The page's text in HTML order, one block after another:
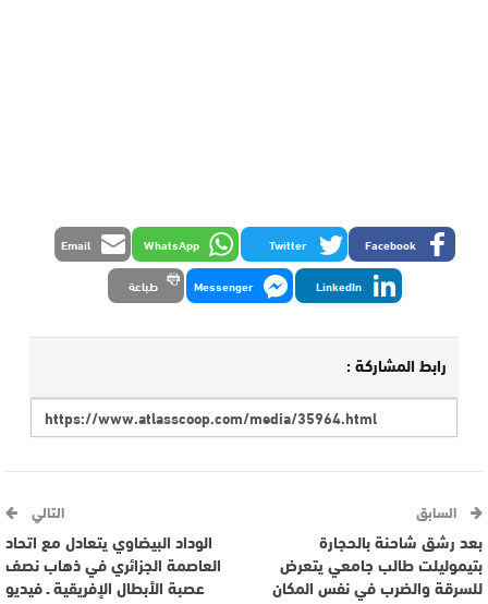
Facebook
Twitter
WhatsApp
Email
LinkedIn
Messenger طباعة
رابط المشاركة :
السابق
بعد رشق شاحنة بالحجارة
بتيموليلت طالب جامعي يتعرض
للسرقة والضرب في نفس المكان
التالي
الوداد البيضاوي يتعادل مع اتحاد
العاصمة الجزائري في ذهاب نصف
عصبة الأبطال الإفريقية ـ فيديو